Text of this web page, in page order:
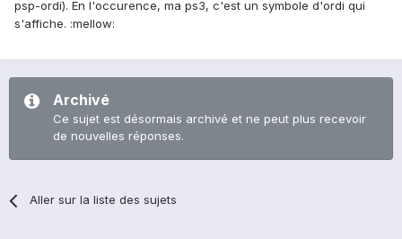
psp-ordi). En l'occurence, ma ps3, c'est un symbole d'ordi qui
s'affiche. :mellow:
Archivé
Ce sujet est désormais archivé et ne peut plus recevoir
de nouvelles réponses.
Aller sur la liste des sujets